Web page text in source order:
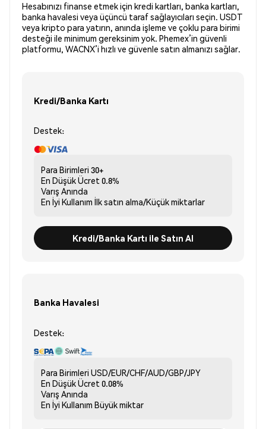
Hesabınızı finanse etmek için kredi kartları, banka kartları,
banka havalesi veya üçüncü taraf sağlayıcıları seçin. USDT
veya kripto para yatırın, anında işleme ve çoklu para birimi
desteği ile minimum gereksinim yok. Phemex’in güvenli
platformu, WACNX’i hızlı ve güvenle satın almanızı sağlar.
Kredi/Banka Kartı
Destek:
Para Birimleri 30+
En Düşük Ücret 0.8%
Varış Anında
En İyi Kullanım İlk satın alma/Küçük miktarlar
Kredi/Banka Kartı ile Satın Al
Banka Havalesi
Destek:
Para Birimleri USD/EUR/CHF/AUD/GBP/JPY
En Düşük Ücret 0.08%
Varış Anında
En İyi Kullanım Büyük miktar